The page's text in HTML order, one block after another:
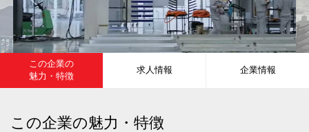
この企業の
魅力・特徴
求人情報 企業情報
この企業の魅力・特徴